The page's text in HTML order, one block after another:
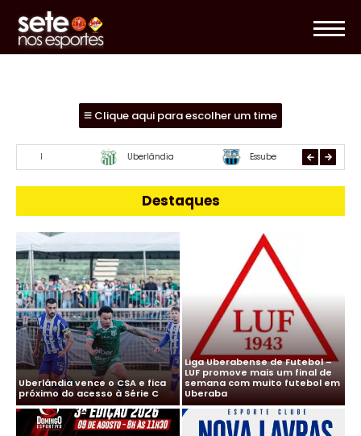
Clique aqui para escolher um time
Mamoré
Destaques
Uberlândia vence o CSA e fica
próximo do acesso à Série C
Liga Uberabense de Futebol –
LUF promove mais um final de
semana com muito futebol em
Uberaba